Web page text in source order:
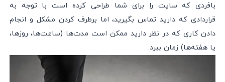
بافردی که سایت را برای شما طراحی کرده است با توجه به
قراردادی که دارید تماس بگیرید، اما برطرف کردن مشکل و انجام
دادن کاری که در نظر دارید ممکن است مدت‌ها (ساعت‌ها، روزها،
یا هفته‌ها) زمان ببرد.